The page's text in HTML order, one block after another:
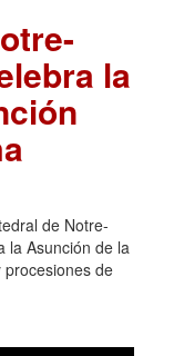
la
de Notre-
la Asunción de la
de